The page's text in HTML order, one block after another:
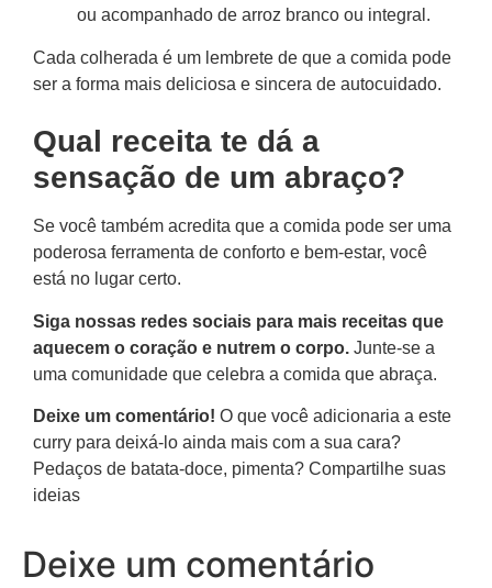
ou acompanhado de arroz branco ou integral.
Cada colherada é um lembrete de que a comida pode
ser a forma mais deliciosa e sincera de autocuidado.
Qual receita te dá a
sensação de um abraço?
Se você também acredita que a comida pode ser uma
poderosa ferramenta de conforto e bem-estar, você
está no lugar certo.
Siga nossas redes sociais para mais receitas que
aquecem o coração e nutrem o corpo. Junte-se a
uma comunidade que celebra a comida que abraça.
Deixe um comentário! O que você adicionaria a este
curry para deixá-lo ainda mais com a sua cara?
Pedaços de batata-doce, pimenta? Compartilhe suas
ideias
Deixe um comentário